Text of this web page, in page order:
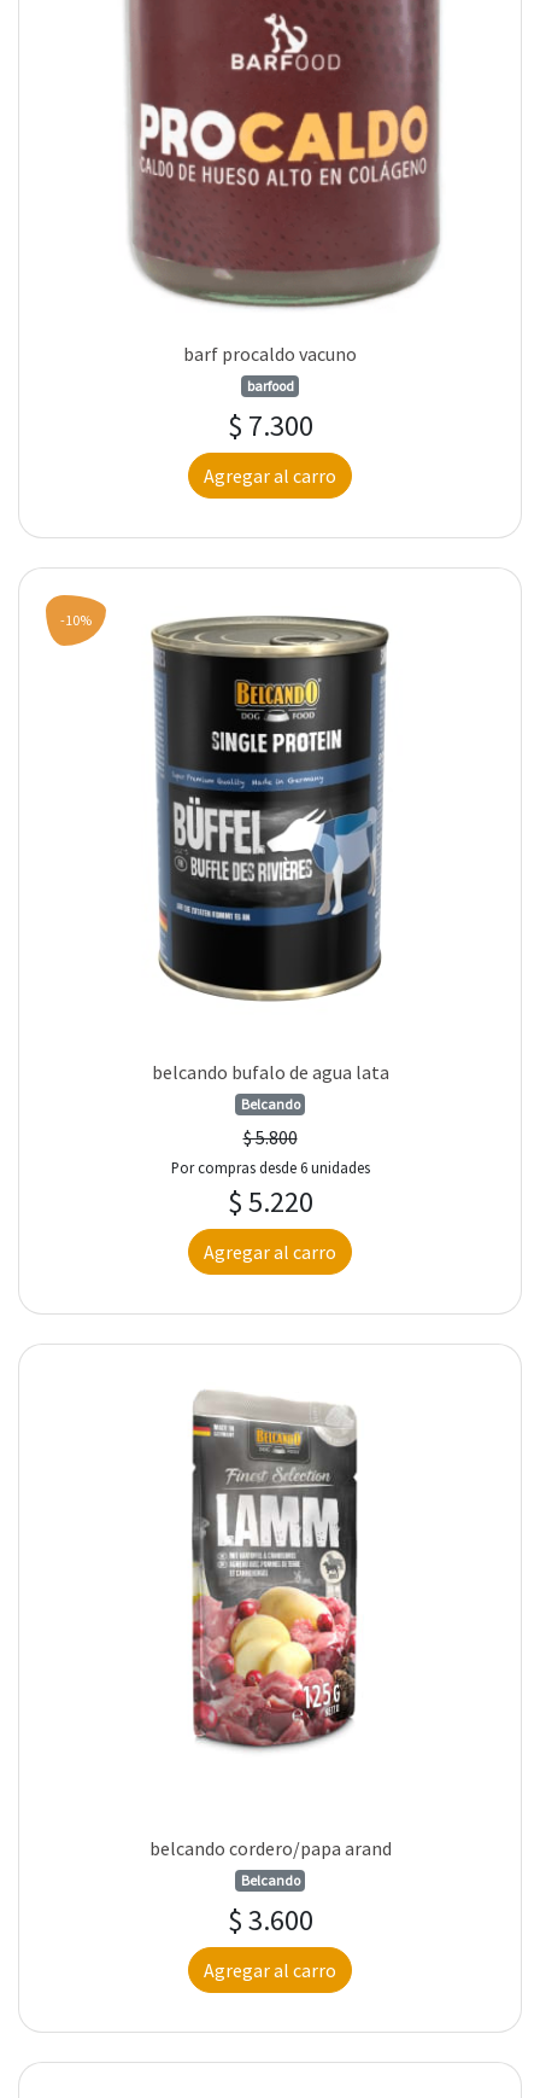
barf procaldo vacuno
barfood
$ 7.300
Agregar al carro
-10%
belcando bufalo de agua lata
Belcando
$ 5.800
Por compras desde 6 unidades
$ 5.220
Agregar al carro
belcando cordero/papa arand
Belcando
$ 3.600
Agregar al carro